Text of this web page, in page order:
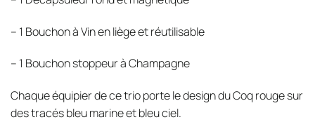
– 1 Bouchon à Vin en liège et réutilisable
– 1 Bouchon stoppeur à Champagne
Chaque équipier de ce trio porte le design du Coq rouge sur
des tracés bleu marine et bleu ciel.